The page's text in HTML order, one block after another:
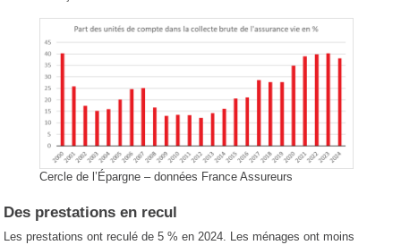
Cercle de l’Épargne – données France Assureurs
Des prestations en recul
Les prestations ont reculé de 5 % en 2024. Les ménages ont moins